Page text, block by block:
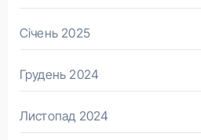
Січень 2025
Грудень 2024
Листопад 2024